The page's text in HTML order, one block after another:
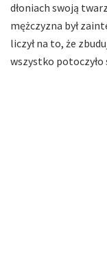
dłoniach swoją
mężczyzna był
liczył na to, że
wszystko potoczyło